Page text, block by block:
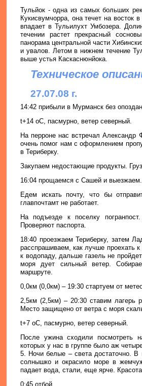
Тульйок - одна из самых больших
Кукисвумчорра, она течет на восток
впадает в Тульилухт Умбозера.
течении растет прекрасный
панорама центральной части
и увалов. Летом в нижнем течение
выше устья Каскаснюнйока.
Техническое
27.07.08 г.
14:42 прибыли в Мурманск без
t+14 oC, пасмурно, ветер северный.
На перроне нас встречал Александр
очень помог нам с оформлением
в Териберку.
Закупаем недостающие продукты.
16:04 прощаемся с Сашей и
Едем искать почту, что бы
главпочтамт не работает.
На подъезде к поселку
Проверяют паспорта.
18:40 проезжаем Териберку, затем
расспрашиваем, как лучше проехать
к водопаду, дальше газель не
моря дует сильный ветер.
маршруте.
0,0км (0,0км) – 19:30 стартуем от
2,5км (2,5км) – 20:30 ставим лагерь
Место защищено от ветра с моря
t+7 oC, пасмурно, ветер северный.
После ужина сходили посмотреть
которых у нас в группе было аж
5. Ночи белые – света достаточно. В
солнышко и окрасило море в
падает вода, стали, еще ярче.
0:45 отбой.